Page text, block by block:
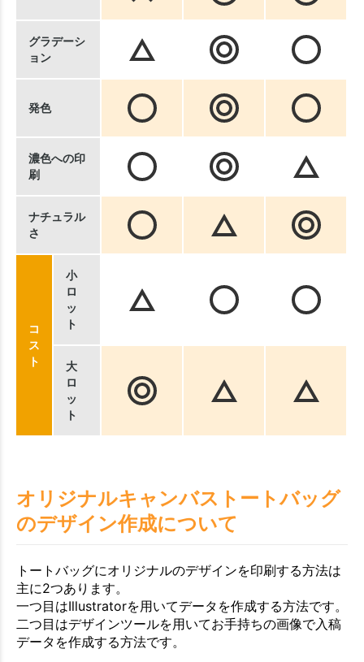
グラデーシ
ョン
発色
濃色への印
刷
ナチュラル
さ
コ
ス
ト
小
ロ
ッ
ト
大
ロ
ッ
ト
オリジナルキャンバストートバッグ
のデザイン作成について
トートバッグにオリジナルのデザインを印刷する方法は
主に2つあります。
一つ目はIllustratorを用いてデータを作成する方法です。
二つ目はデザインツールを用いてお手持ちの画像で入稿
データを作成する方法です。